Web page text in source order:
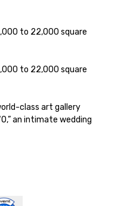
to 22,000 square
to 22,000 square
class art gallery
an intimate wedding